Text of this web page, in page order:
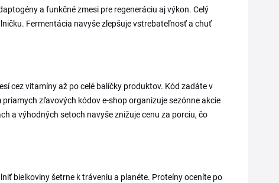
a funkčné zmesi pre regeneráciu aj výkon. Celý
Fermentácia navyše zlepšuje vstrebateľnosť a chuť
cez vitamíny až po celé balíčky produktov. Kód zadáte v
zľavových kódov e-shop organizuje sezónne akcie
a výhodných setoch navyše znižuje cenu za porciu, čo
bielkoviny šetrne k tráveniu a planéte. Proteíny oceníte po